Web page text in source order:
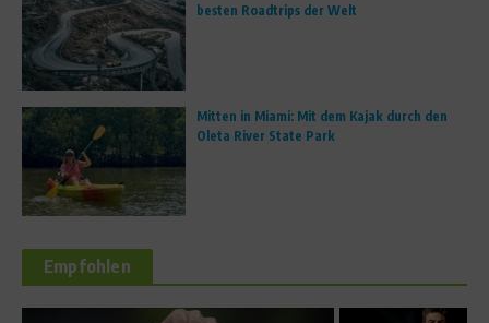
besten Roadtrips der Welt
Mitten in Miami: Mit dem Kajak durch den
Oleta River State Park
Empfohlen